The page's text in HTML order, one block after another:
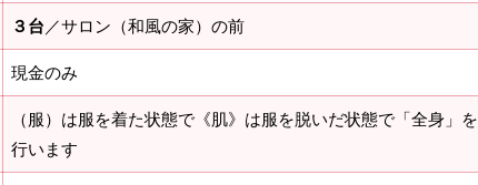
３台 ／サロン（和風の家）の前
現金のみ
（服）は服を着た状態で《肌》は服を脱いだ状態で「全身」を
行います